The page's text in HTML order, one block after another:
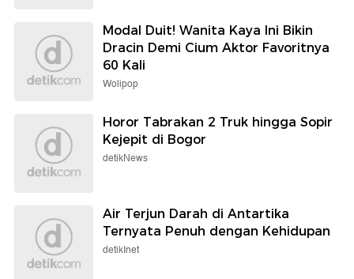
Modal Duit! Wanita Kaya Ini Bikin
Dracin Demi Cium Aktor Favoritnya
60 Kali
Wolipop
Horor Tabrakan 2 Truk hingga Sopir
Kejepit di Bogor
detikNews
Air Terjun Darah di Antartika
Ternyata Penuh dengan Kehidupan
detikInet